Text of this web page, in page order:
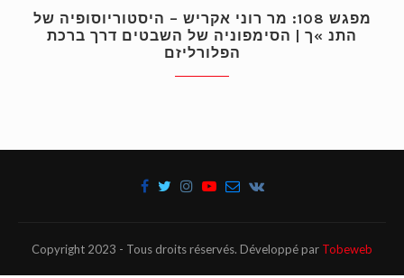
מפגש 108: מר רוני אקריש – היסטוריוסופיה של
התנ »ך | הסימפוניה של השבטים דרך ברכת
הפלורליזם
Copyright 2023 - Tous droits réservés. Développé par Tobeweb